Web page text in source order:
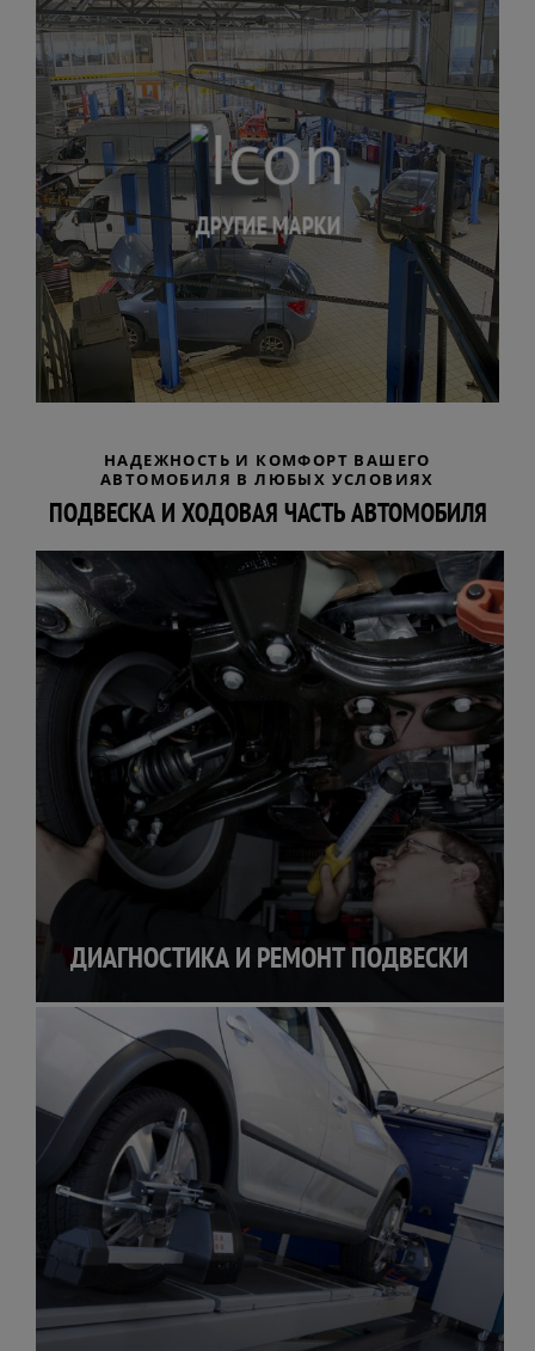
ДРУГИЕ МАРКИ
НАДЕЖНОСТЬ И КОМФОРТ ВАШЕГО
АВТОМОБИЛЯ В ЛЮБЫХ УСЛОВИЯХ
ПОДВЕСКА И ХОДОВАЯ ЧАСТЬ АВТОМОБИЛЯ
ДИАГНОСТИКА И РЕМОНТ ПОДВЕСКИ